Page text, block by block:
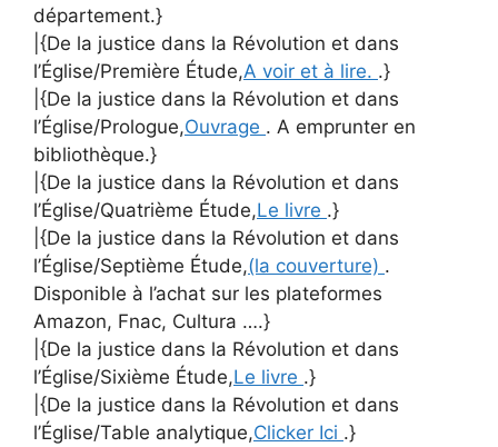
département.}
|{De la justice dans la Révolution et dans
l’Église/Première Étude,A voir et à lire. .}
|{De la justice dans la Révolution et dans
l’Église/Prologue,Ouvrage . A emprunter en
bibliothèque.}
|{De la justice dans la Révolution et dans
l’Église/Quatrième Étude,Le livre .}
|{De la justice dans la Révolution et dans
l’Église/Septième Étude,(la couverture) .
Disponible à l’achat sur les plateformes
Amazon, Fnac, Cultura ….}
|{De la justice dans la Révolution et dans
l’Église/Sixième Étude,Le livre .}
|{De la justice dans la Révolution et dans
l’Église/Table analytique,Clicker Ici .}